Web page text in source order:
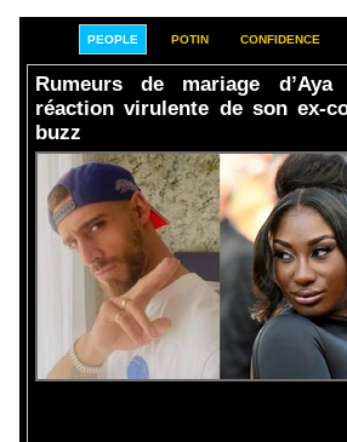
PEOPLE POTIN CONFIDENCE
Rumeurs de mariage
réaction virulente de son ex-
buzz